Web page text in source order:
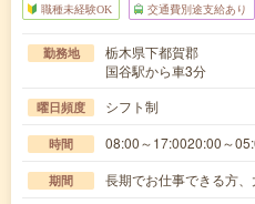
職種未経験OK 交通費別途支給あり
勤務地
栃木県下都賀郡
国谷駅から車3分
曜日頻度 シフト制
時間 08:00～17:0020:00～
期間 長期でお仕事できる方、